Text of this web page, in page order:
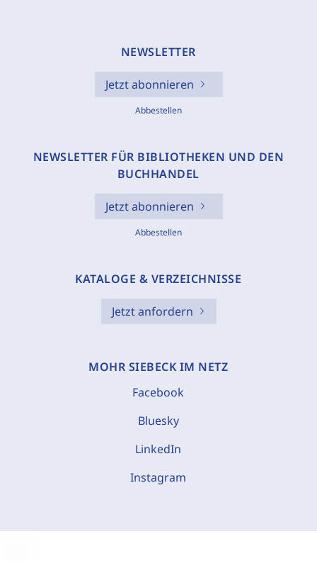
NEWSLETTER
Jetzt abonnieren
Abbestellen
NEWSLETTER FÜR BIBLIOTHEKEN UND DEN
BUCHHANDEL
Jetzt abonnieren
Abbestellen
KATALOGE & VERZEICHNISSE
Jetzt anfordern
MOHR SIEBECK IM NETZ
Facebook
Bluesky
LinkedIn
Instagram